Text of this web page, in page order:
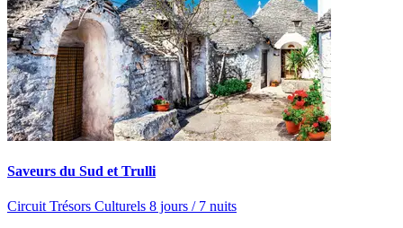
Saveurs du Sud et Trulli
Circuit Trésors Culturels 8 jours / 7 nuits